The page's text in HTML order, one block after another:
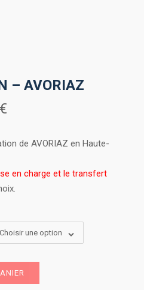
– AVORIAZ
€
410,00€
450,00€
de AVORIAZ en Haute-
en charge et le transfert
Choisir une option